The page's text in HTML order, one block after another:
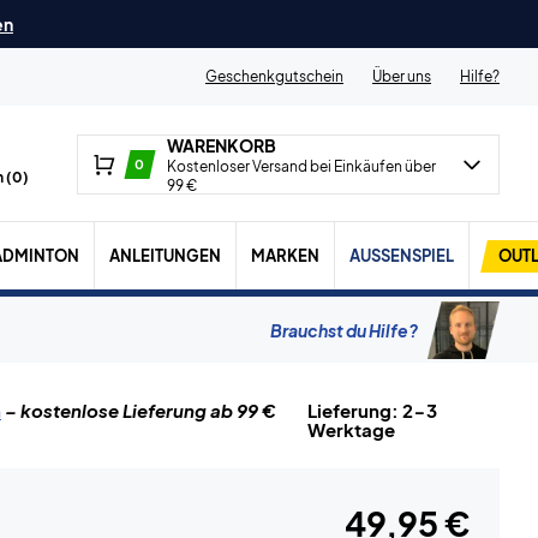
Geschenkgutschein Über uns Hilfe?
(0)
0
WARENKORB
Kostenloser Versand bei Einkäufen über
99 €
ANLEITUNGEN MARKEN AUSSENSPIEL
Brauchst du Hilfe?
– kostenlose Lieferung ab 99 €
Lieferung: 2-3
Werktage
49,95 €